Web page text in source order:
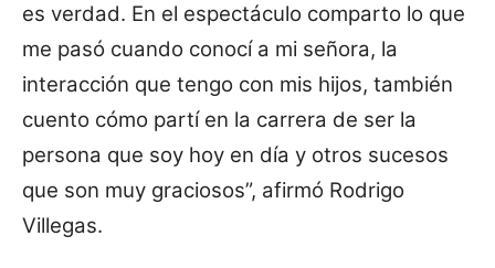
es verdad. En el espectáculo comparto lo que
me pasó cuando conocí a mi señora, la
interacción que tengo con mis hijos, también
cuento cómo partí en la carrera de ser la
persona que soy hoy en día y otros sucesos
que son muy graciosos”, afirmó Rodrigo
Villegas.